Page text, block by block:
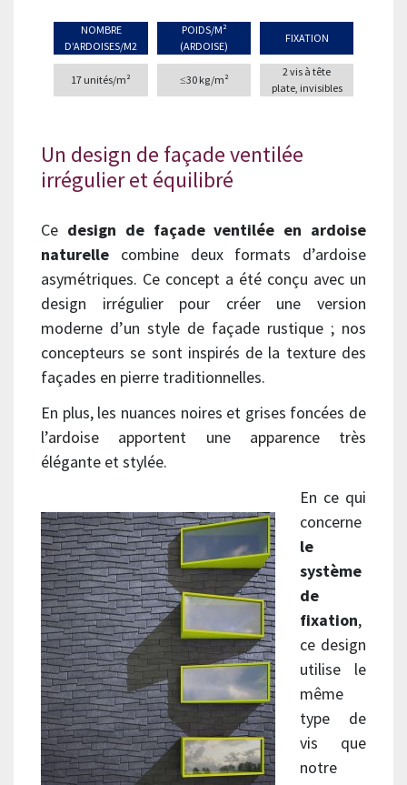
NOMBRE
D’ARDOISES/M2
POIDS/M²
(ARDOISE)
FIXATION
17 unités/m² ≤30 kg/m²
2 vis à tête
plate, invisibles
Un design de façade ventilée
irrégulier et équilibré
Ce design de façade ventilée en ardoise
naturelle combine deux formats d’ardoise
asymétriques. Ce concept a été conçu avec un
design irrégulier pour créer une version
moderne d’un style de façade rustique ; nos
concepteurs se sont inspirés de la texture des
façades en pierre traditionnelles.
En plus, les nuances noires et grises foncées de
l’ardoise apportent une apparence très
élégante et stylée.
En ce qui
concerne
le
système
de
fixation,
ce design
utilise le
même
type de
vis que
notre